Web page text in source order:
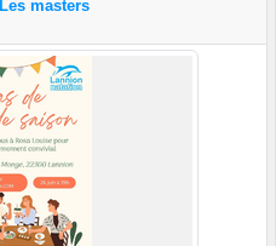
Les masters